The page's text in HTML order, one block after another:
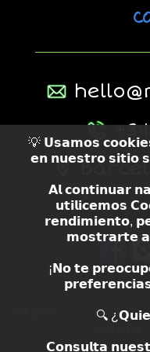
Mi
💡 𝗨𝘀𝗮𝗺𝗼𝘀
𝗲𝗻 𝗻𝘂𝗲𝘀𝘁𝗿𝗼
𝗔𝗹 𝗰𝗼𝗻𝘁𝗶𝗻𝘂𝗮𝗿
𝘂𝘁𝗶𝗹𝗶𝗰𝗲𝗺𝗼𝘀
𝗿𝗲𝗻𝗱𝗶𝗺𝗶𝗲𝗻𝘁𝗼,
𝗺𝗼𝘀𝘁𝗿𝗮𝗿𝘁𝗲
¡𝗡𝗼 𝘁𝗲
🔍
𝗖𝗼𝗻𝘀𝘂𝗹𝘁𝗮